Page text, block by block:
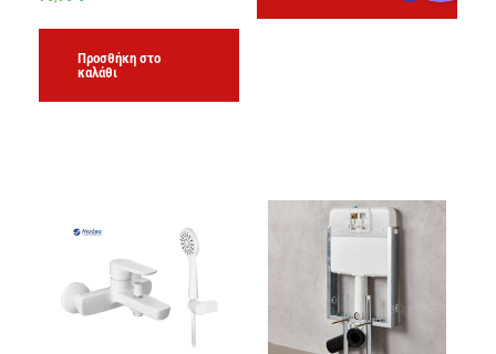
Προσθήκη στο
καλάθι